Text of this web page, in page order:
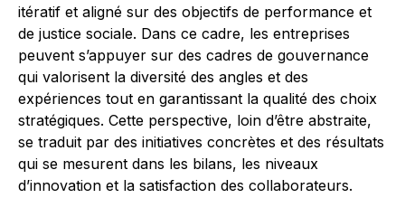
itératif et aligné sur des objectifs de performance et
de justice sociale. Dans ce cadre, les entreprises
peuvent s’appuyer sur des cadres de gouvernance
qui valorisent la diversité des angles et des
expériences tout en garantissant la qualité des choix
stratégiques. Cette perspective, loin d’être abstraite,
se traduit par des initiatives concrètes et des résultats
qui se mesurent dans les bilans, les niveaux
d’innovation et la satisfaction des collaborateurs.